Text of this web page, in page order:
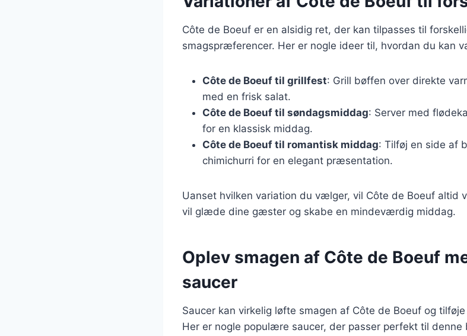
Côte de Boeuf er en alsidig ret, der kan tilpasses til
smagspræferencer. Her er nogle ideer til, hvordan du kan
Côte de Boeuf til grillfest: Grill bøffen over direkte
med en frisk salat.
Côte de Boeuf til søndagsmiddag: Server med
for en klassisk middag.
Côte de Boeuf til romantisk middag: Tilføj en side af
chimichurri for en elegant præsentation.
Uanset hvilken variation du vælger, vil Côte de Boeuf altid
vil glæde dine gæster og skabe en mindeværdig middag.
Oplev smagen af Côte de Boeuf
saucer
Saucer kan virkelig løfte smagen af Côte de Boeuf og
Her er nogle populære saucer, der passer perfekt til denne